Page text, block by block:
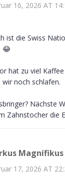
16, 2026 AT
ist die Swiss
😂
hat zu viel
noch schlafen.
Nächste
Zahnstocher die
Magnífikus
17, 2026 AT